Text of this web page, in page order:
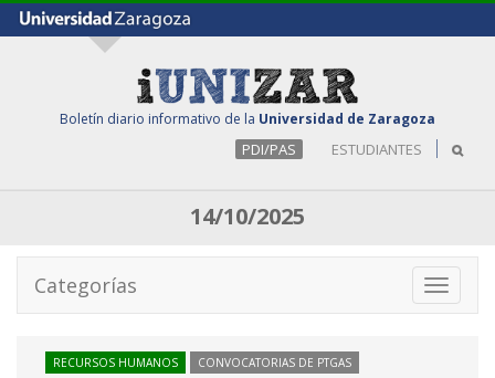
Boletín diario informativo de la Universidad de Zaragoza
PDI/PAS ESTUDIANTES
14/10/2025
Toggle
Categorías
RECURSOS HUMANOS CONVOCATORIAS DE PTGAS